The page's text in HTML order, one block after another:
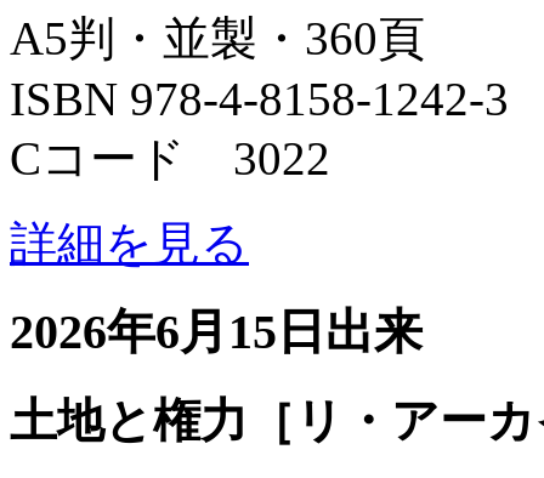
A5判・並製・360頁
ISBN 978-4-8158-1242-3
Cコード 3022
詳細を見る
2026年6月15日出来
土地と権力［リ・アー